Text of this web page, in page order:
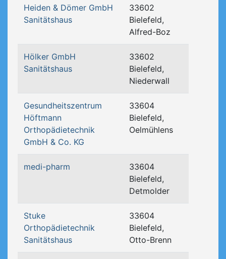
Heiden & Dömer GmbH
Sanitätshaus
33602
Bielefeld,
Alfred-Boz
Hölker GmbH
Sanitätshaus
33602
Bielefeld,
Niederwall
Gesundheitszentrum
Höftmann
Orthopädietechnik
GmbH & Co. KG
33604
Bielefeld,
Oelmühlens
medi-pharm
33604
Bielefeld,
Detmolder
Stuke
Orthopädietechnik
Sanitätshaus
33604
Bielefeld,
Otto-Brenn